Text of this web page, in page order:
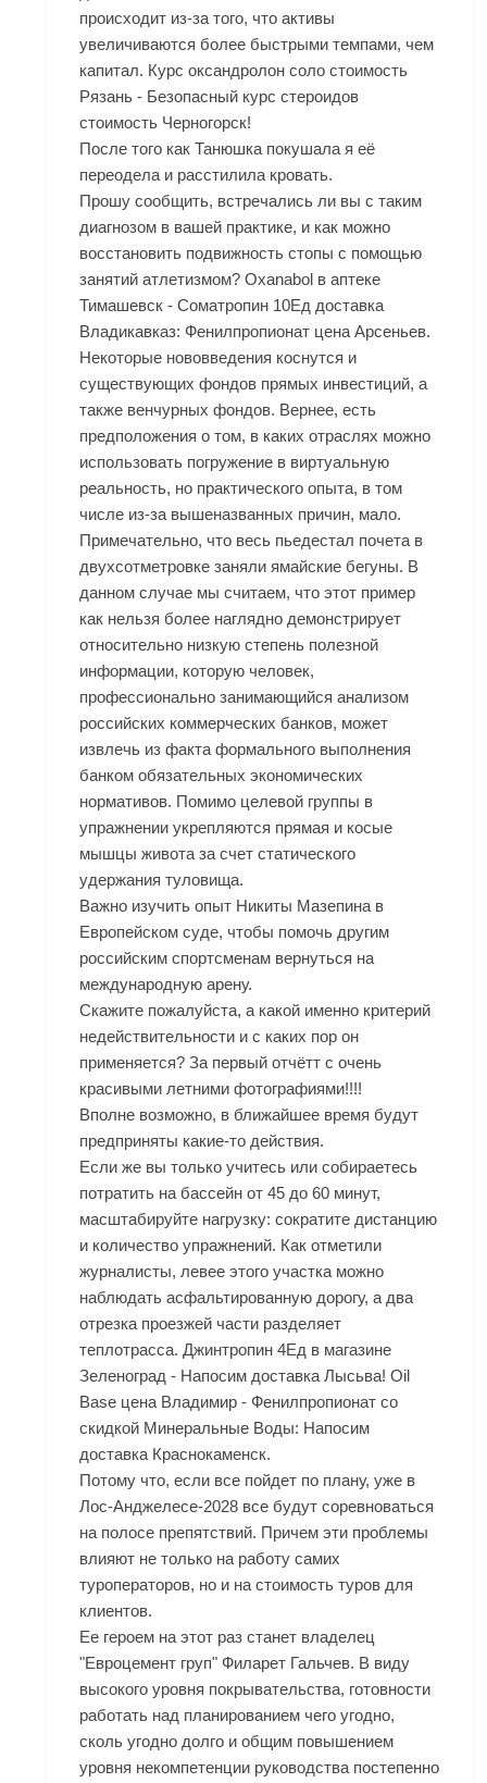
происходит из-за того, что активы
увеличиваются более быстрыми темпами, чем
капитал. Курс оксандролон соло стоимость
Рязань - Безопасный курс стероидов
стоимость Черногорск!
После того как Танюшка покушала я её
переодела и расстилила кровать.
Прошу сообщить, встречались ли вы с таким
диагнозом в вашей практике, и как можно
восстановить подвижность стопы с помощью
занятий атлетизмом? Oxanabol в аптеке
Тимашевск - Cоматропин 10Ед доставка
Владикавказ: Фенилпропионат цена Арсеньев.
Некоторые нововведения коснутся и
существующих фондов прямых инвестиций, а
также венчурных фондов. Вернее, есть
предположения о том, в каких отраслях можно
использовать погружение в виртуальную
реальность, но практического опыта, в том
числе из-за вышеназванных причин, мало.
Примечательно, что весь пьедестал почета в
двухсотметровке заняли ямайские бегуны. В
данном случае мы считаем, что этот пример
как нельзя более наглядно демонстрирует
относительно низкую степень полезной
информации, которую человек,
профессионально занимающийся анализом
российских коммерческих банков, может
извлечь из факта формального выполнения
банком обязательных экономических
нормативов. Помимо целевой группы в
упражнении укрепляются прямая и косые
мышцы живота за счет статического
удержания туловища.
Важно изучить опыт Никиты Мазепина в
Европейском суде, чтобы помочь другим
российским спортсменам вернуться на
международную арену.
Скажите пожалуйста, а какой именно критерий
недействительности и с каких пор он
применяется? За первый отчётт с очень
красивыми летними фотографиями!!!!
Вполне возможно, в ближайшее время будут
предприняты какие-то действия.
Если же вы только учитесь или собираетесь
потратить на бассейн от 45 до 60 минут,
масштабируйте нагрузку: сократите дистанцию
и количество упражнений. Как отметили
журналисты, левее этого участка можно
наблюдать асфальтированную дорогу, а два
отрезка проезжей части разделяет
теплотрасса. Джинтропин 4Ед в магазине
Зеленоград - Напосим доставка Лысьва! Oil
Base цена Владимир - Фенилпропионат со
скидкой Минеральные Воды: Напосим
доставка Краснокаменск.
Потому что, если все пойдет по плану, уже в
Лос-Анджелесе-2028 все будут соревноваться
на полосе препятствий. Причем эти проблемы
влияют не только на работу самих
туроператоров, но и на стоимость туров для
клиентов.
Ее героем на этот раз станет владелец
"Евроцемент груп" Филарет Гальчев. В виду
высокого уровня покрывательства, готовности
работать над планированием чего угодно,
сколь угодно долго и общим повышением
уровня некомпетенции руководства постепенно